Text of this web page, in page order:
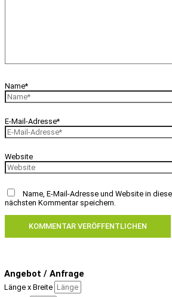
Name*
E-Mail-Adresse*
Website
Name, E-Mail-Adresse und Website in
nächsten Kommentar speichern.
Angebot / Anfrage
Länge x Breite